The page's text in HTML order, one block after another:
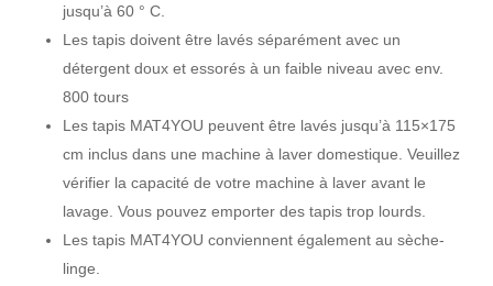
jusqu’à 60 ° C.
Les tapis doivent être lavés séparément avec un
détergent doux et essorés à un faible niveau avec env.
800 tours
Les tapis MAT4YOU peuvent être lavés jusqu’à 115×175
cm inclus dans une machine à laver domestique. Veuillez
vérifier la capacité de votre machine à laver avant le
lavage. Vous pouvez emporter des tapis trop lourds.
Les tapis MAT4YOU conviennent également au sèche-
linge.